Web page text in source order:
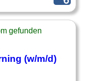
gefunden
(w/m/d)